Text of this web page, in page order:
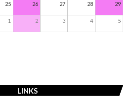
25 26 27 28 29
1 2 3 4 5
LINKS